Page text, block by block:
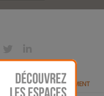
ABONNEMENT